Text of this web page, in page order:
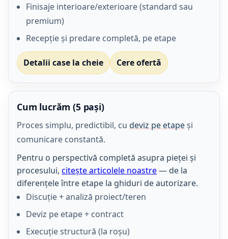
Finisaje interioare/exterioare (standard sau
premium)
Recepție și predare completă, pe etape
Detalii case la cheie Cere ofertă
Cum lucrăm (5 pași)
Proces simplu, predictibil, cu deviz pe etapeși
comunicare constantă.
Pentru o perspectivă completă asupra pieței și
procesului, citește articolele noastre— de la
diferențele între etape la ghiduri de autorizare.
Discuție + analiză proiect/teren
Deviz pe etape + contract
Execuție structură (la roșu)